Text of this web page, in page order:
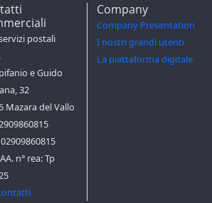
postali
e Guido
32
Mazara del Vallo
02909860815
n° rea: Tp
Company
Company Presentation
I nostri grandi utenti
La piattaforma digitale